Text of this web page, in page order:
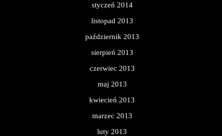
styczeń 2014
listopad 2013
październik 2013
sierpień 2013
czerwiec 2013
maj 2013
kwiecień 2013
marzec 2013
luty 2013